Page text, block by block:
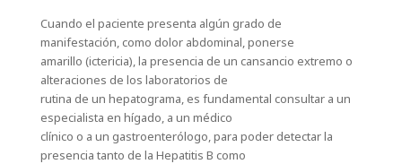
Cuando el paciente presenta algún grado de
manifestación, como dolor abdominal, ponerse
amarillo (ictericia), la presencia de un cansancio extremo o
alteraciones de los laboratorios de
rutina de un hepatograma, es fundamental consultar a un
especialista en hígado, a un médico
clínico o a un gastroenterólogo, para poder detectar la
presencia tanto de la Hepatitis B como